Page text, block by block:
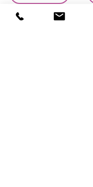
COOKIES